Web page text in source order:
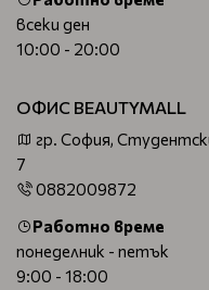
всеки ден
10:00 - 20:00
ОФИС BEAUTYMALL
гр. София,
7
0882009872
Работно време
понеделник - петък
9:00 - 18:00